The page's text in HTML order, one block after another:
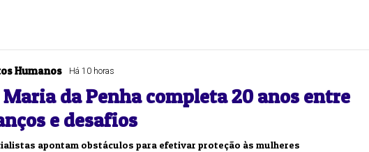
Humanos Há 10 horas
Maria da Penha completa 20 anos entre
e desafios
apontam obstáculos para efetivar proteção às mulheres